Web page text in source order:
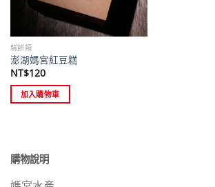
糕餅類
澎湖媽宮紅豆糕
NT$120
加入購物車
購物說明